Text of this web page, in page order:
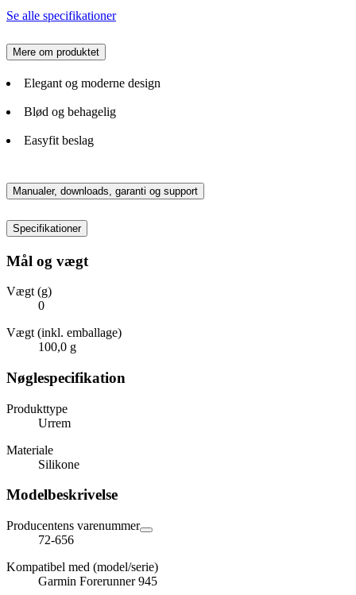
Se alle specifikationer
Mere om produktet
Elegant og moderne design
Blød og behagelig
Easyfit beslag
Manualer, downloads, garanti og support
Specifikationer
Mål og vægt
Vægt (g)
0
Vægt (inkl. emballage)
100,0 g
Nøglespecifikation
Produkttype
Urrem
Materiale
Silikone
Modelbeskrivelse
Producentens varenummer
72-656
Kompatibel med (model/serie)
Garmin Forerunner 945